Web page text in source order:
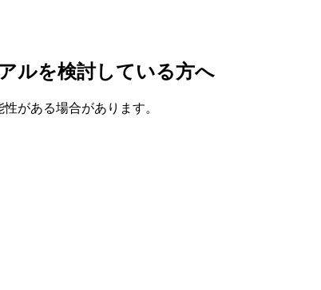
ルを検討している方へ
がある場合があります。